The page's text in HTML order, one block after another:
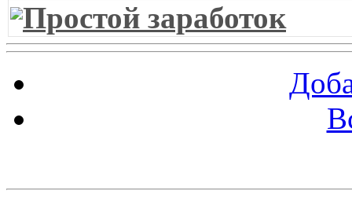
Простой заработок